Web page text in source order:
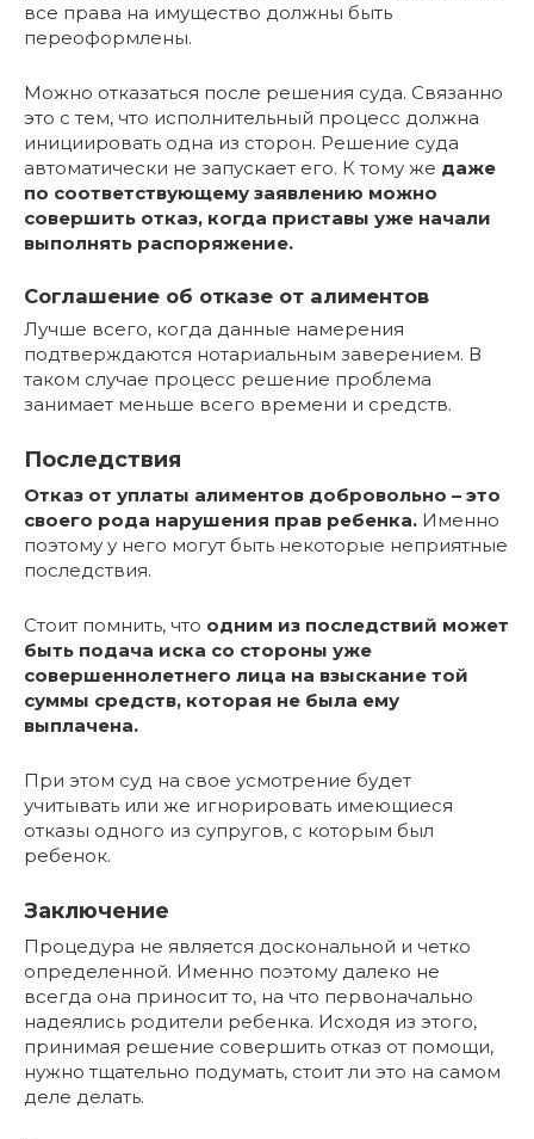
все права на имущество должны быть
переоформлены.
Можно отказаться после решения суда. Связанно
это с тем, что исполнительный процесс должна
инициировать одна из сторон. Решение суда
автоматически не запускает его. К тому же даже
по соответствующему заявлению можно
совершить отказ, когда приставы уже начали
выполнять распоряжение.
Соглашение об отказе от алиментов
Лучше всего, когда данные намерения
подтверждаются нотариальным заверением. В
таком случае процесс решение проблема
занимает меньше всего времени и средств.
Последствия
Отказ от уплаты алиментов добровольно – это
своего рода нарушения прав ребенка. Именно
поэтому у него могут быть некоторые неприятные
последствия.
Стоит помнить, что одним из последствий может
быть подача иска со стороны уже
совершеннолетнего лица на взыскание той
суммы средств, которая не была ему
выплачена.
При этом суд на свое усмотрение будет
учитывать или же игнорировать имеющиеся
отказы одного из супругов, с которым был
ребенок.
Заключение
Процедура не является доскональной и четко
определенной. Именно поэтому далеко не
всегда она приносит то, на что первоначально
надеялись родители ребенка. Исходя из этого,
принимая решение совершить отказ от помощи,
нужно тщательно подумать, стоит ли это на самом
деле делать.